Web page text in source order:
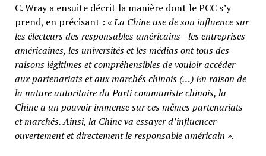
C. Wray a ensuite décrit la manière dont le PCC s’y
prend, en précisant : « La Chine use de son influence sur
les électeurs des responsables américains - les entreprises
américaines, les universités et les médias ont tous des
raisons légitimes et compréhensibles de vouloir accéder
aux partenariats et aux marchés chinois (…) En raison de
la nature autoritaire du Parti communiste chinois, la
Chine a un pouvoir immense sur ces mêmes partenariats
et marchés. Ainsi, la Chine va essayer d’influencer
ouvertement et directement le responsable américain ».